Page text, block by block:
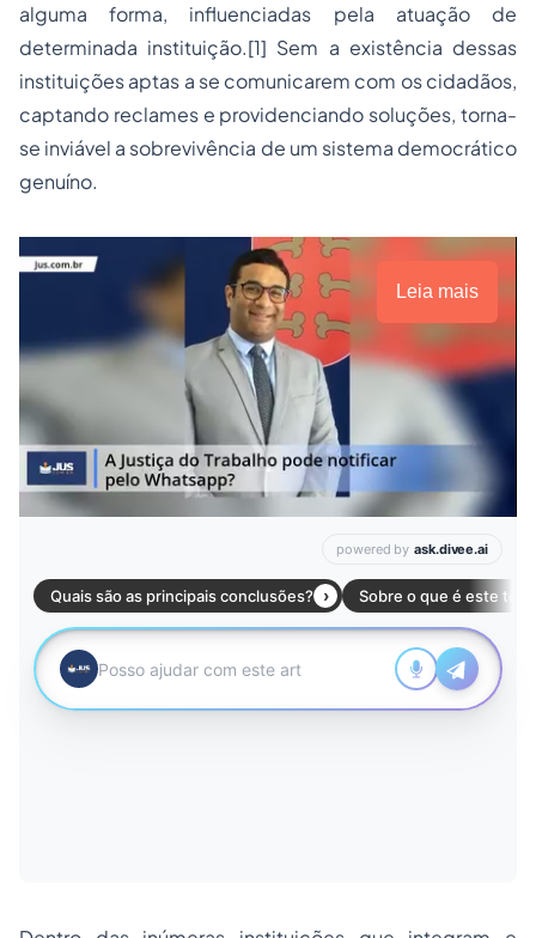
alguma forma, influenciadas pela atuação de
determinada instituição.[1] Sem a existência dessas
instituições aptas a se comunicarem com os cidadãos,
captando reclames e providenciando soluções, torna-
se inviável a sobrevivência de um sistema democrático
genuíno.
Leia mais